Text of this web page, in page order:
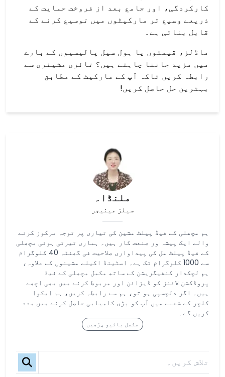
ملنڈا۔
سیلز مینیجر
ہم مچھلی کے فیڈ پیلٹ مشین کی تیاری پر توجہ مرکوز کرنے
والے ایک پیشہ ور صنعت کار ہیں۔ ہماری تیرتی ہوئی مچھلی
کے فیڈ پیلٹ مل کی پیداواری صلاحیت فی گھنٹہ 40 کلوگرام
سے 1000 کلوگرام تک ہے۔ اسٹینڈ اکیلے مشینوں کے علاوہ،
ہم لچکدار کنفیگریشن کے ساتھ مکمل مچھلی کے فیڈ
پروڈکشن لائنز کو ڈیزائن اور مربوط کرنے میں بھی اچھے
ہیں۔ اگر دلچسپی ہو تو، ہم سے رابطہ کریں، ہم ایکوا
کلچر کے شعبے میں آپ کو بڑی کامیابی حاصل کرنے میں مدد
کریں گے۔
مکمل بائیو پڑھیں
کارکردگی، اور جامع بعد از فروخت حمایت کے
ذریعے وسیع تر مارکیٹوں میں توسیع کرنے کے
قابل بناتی ہے۔
ماڈلز، قیمتوں یا ہول سیل پالیسیوں کے بارے
میں مزید جاننا چاہتے ہیں؟ تائزی مشینری سے
رابطہ کریں تاکہ آپ کے مارکیٹ کے مطابق
بہترین حل حاصل کریں!